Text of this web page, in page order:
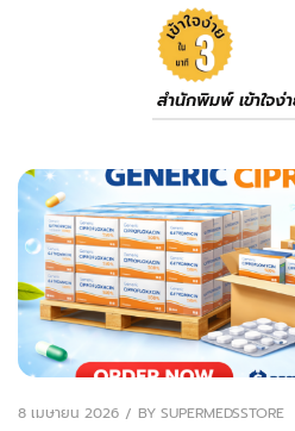
สำนักพิมพ์ เข้าใจง่
8 เมษายน 2026 BY SUPERMEDSSTORE